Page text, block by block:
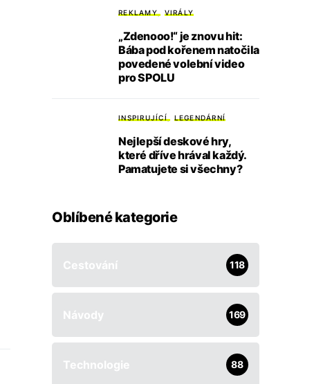
REKLAMY VIRÁLY
„Zdenooo!“ je znovu hit:
Bába pod kořenem natočila
povedené volební video
pro SPOLU
INSPIRUJÍCÍ LEGENDÁRNÍ
Nejlepší deskové hry,
které dříve hrával každý.
Pamatujete si všechny?
Oblíbené kategorie
Cestování 118
Návody 169
Technologie 88